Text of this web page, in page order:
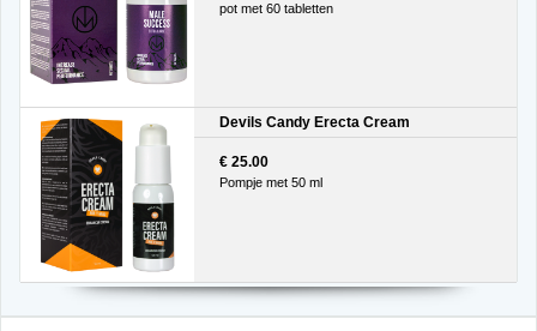
pot met 60 tabletten
Devils Candy Erecta Cream
€ 25.00
Pompje met 50 ml